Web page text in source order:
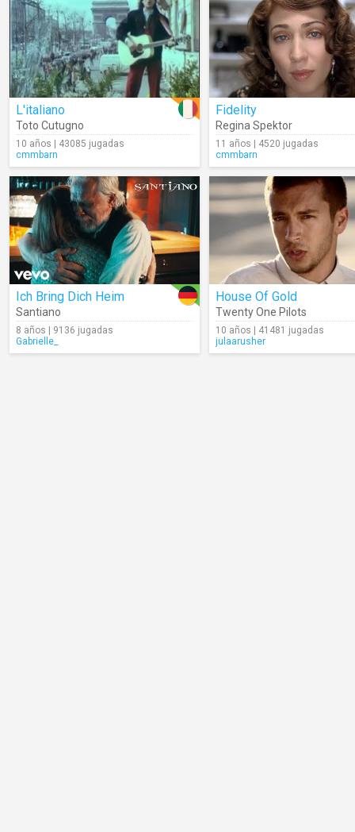
L'italiano
Toto Cutugno
10 años | 43085 jugadas
cmmbarn
Fidelity
Regina Spektor
11 años | 4520 jugadas
cmmbarn
Ich Bring Dich Heim
Santiano
8 años | 9136 jugadas
Gabrielle_
House Of Gold
Twenty One Pilots
10 años | 41481 jugadas
julaarusher